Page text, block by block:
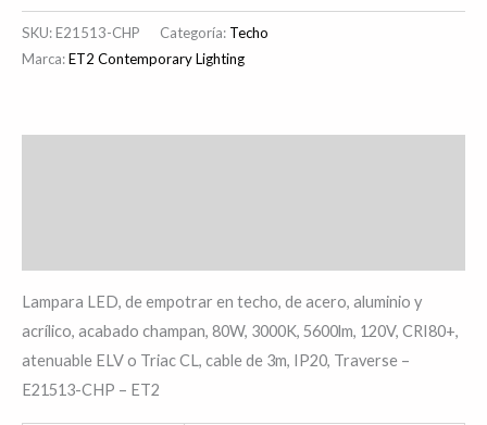
SKU:E21513-CHP Categoría: Techo
Marca:ET2 Contemporary Lighting
Lampara LED, de empotrar en techo, de acero, aluminio y
acrílico, acabado champan, 80W, 3000K, 5600lm, 120V, CRI80+,
atenuable ELV o Triac CL, cable de 3m, IP20, Traverse –
E21513-CHP – ET2